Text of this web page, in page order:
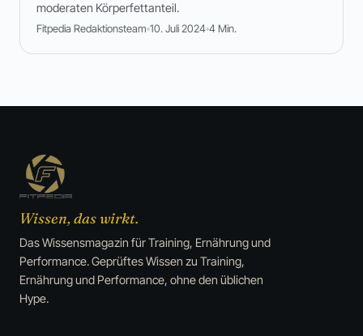
moderaten Körperfettanteil.
Fitpedia Redaktionsteam 10. Juli 2024 4 Min.
Wissen, das wirkt.
Das Wissensmagazin für Training, Ernährung und
Performance. Geprüftes Wissen zu Training,
Ernährung und Performance, ohne den üblichen
Hype.